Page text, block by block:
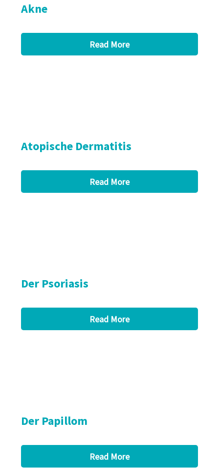
Akne
Read More
Atopische Dermatitis
Read More
Der Psoriasis
Read More
Der Papillom
Read More